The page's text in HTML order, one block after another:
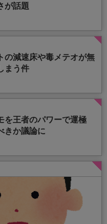
が話題
の減速床や毒メテオが無
まう件
を王者のパワーで運極
きか議論に